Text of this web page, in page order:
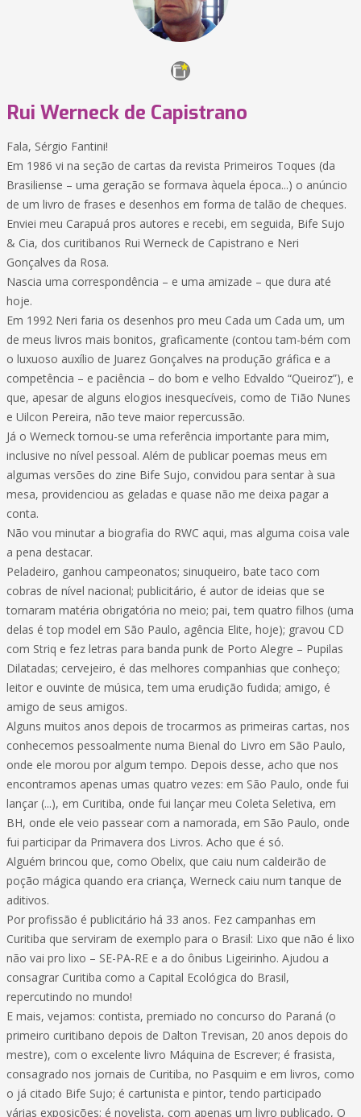
Rui Werneck de Capistrano
Fala, Sérgio Fantini!
Em 1986 vi na seção de cartas da revista Primeiros Toques (da
Brasiliense – uma geração se formava àquela época...) o anúncio
de um livro de frases e desenhos em forma de talão de cheques.
Enviei meu Carapuá pros autores e recebi, em seguida, Bife Sujo
& Cia, dos curitibanos Rui Werneck de Capistrano e Neri
Gonçalves da Rosa.
Nascia uma correspondência – e uma amizade – que dura até
hoje.
Em 1992 Neri faria os desenhos pro meu Cada um Cada um, um
de meus livros mais bonitos, graficamente (contou tam-bém com
o luxuoso auxílio de Juarez Gonçalves na produção gráfica e a
competência – e paciência – do bom e velho Edvaldo “Queiroz”), e
que, apesar de alguns elogios inesquecíveis, como de Tião Nunes
e Uilcon Pereira, não teve maior repercussão.
Já o Werneck tornou-se uma referência importante para mim,
inclusive no nível pessoal. Além de publicar poemas meus em
algumas versões do zine Bife Sujo, convidou para sentar à sua
mesa, providenciou as geladas e quase não me deixa pagar a
conta.
Não vou minutar a biografia do RWC aqui, mas alguma coisa vale
a pena destacar.
Peladeiro, ganhou campeonatos; sinuqueiro, bate taco com
cobras de nível nacional; publicitário, é autor de ideias que se
tornaram matéria obrigatória no meio; pai, tem quatro filhos (uma
delas é top model em São Paulo, agência Elite, hoje); gravou CD
com Striq e fez letras para banda punk de Porto Alegre – Pupilas
Dilatadas; cervejeiro, é das melhores companhias que conheço;
leitor e ouvinte de música, tem uma erudição fudida; amigo, é
amigo de seus amigos.
Alguns muitos anos depois de trocarmos as primeiras cartas, nos
conhecemos pessoalmente numa Bienal do Livro em São Paulo,
onde ele morou por algum tempo. Depois desse, acho que nos
encontramos apenas umas quatro vezes: em São Paulo, onde fui
lançar (...), em Curitiba, onde fui lançar meu Coleta Seletiva, em
BH, onde ele veio passear com a namorada, em São Paulo, onde
fui participar da Primavera dos Livros. Acho que é só.
Alguém brincou que, como Obelix, que caiu num caldeirão de
poção mágica quando era criança, Werneck caiu num tanque de
aditivos.
Por profissão é publicitário há 33 anos. Fez campanhas em
Curitiba que serviram de exemplo para o Brasil: Lixo que não é lixo
não vai pro lixo – SE-PA-RE e a do ônibus Ligeirinho. Ajudou a
consagrar Curitiba como a Capital Ecológica do Brasil,
repercutindo no mundo!
E mais, vejamos: contista, premiado no concurso do Paraná (o
primeiro curitibano depois de Dalton Trevisan, 20 anos depois do
mestre), com o excelente livro Máquina de Escrever; é frasista,
consagrado nos jornais de Curitiba, no Pasquim e em livros, como
o já citado Bife Sujo; é cartunista e pintor, tendo participado
várias exposições; é novelista, com apenas um livro publicado, O